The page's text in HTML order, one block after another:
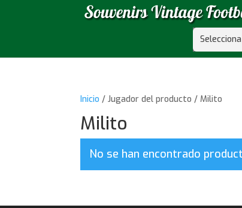
Inicio / Jugador del producto / Milito
Milito
No se han encontrado